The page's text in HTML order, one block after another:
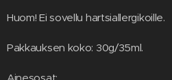
Huom! Ei sovellu hartsiallergikoille.
Pakkauksen koko: 30g/35ml.